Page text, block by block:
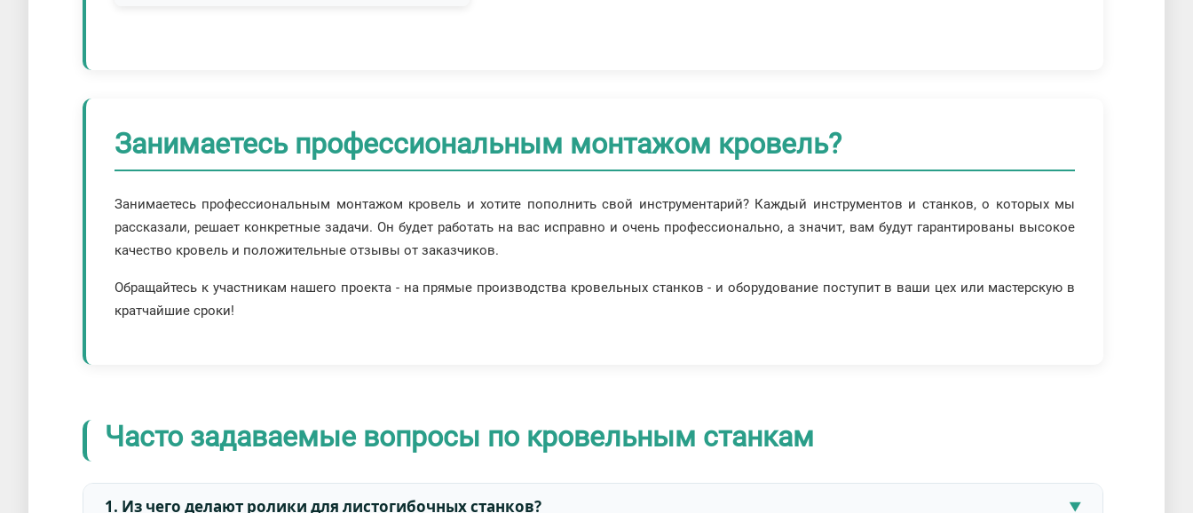
Занимаетесь профессиональным монтажом кровель?
Занимаетесь профессиональным монтажом кровель и хотите пополнить свой инструментарий? Каждый инструментов и станков, о которых мы
рассказали, решает конкретные задачи. Он будет работать на вас исправно и очень профессионально, а значит, вам будут гарантированы высокое
качество кровель и положительные отзывы от заказчиков.
Обращайтесь к участникам нашего проекта - на прямые производства кровельных станков - и оборудование поступит в ваши цех или мастерскую в
кратчайшие сроки!
Часто задаваемые вопросы по кровельным станкам
1. Из чего делают ролики для листогибочных станков?